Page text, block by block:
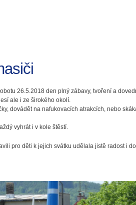
26.5.2018 den plný zábavy, tvoření a
ale i ze širokého okolí.
dovádět na nafukovacích atrakcích, nebo
vyhrát i v kole štěstí.
pro děti k jejich svátku udělala jistě radost i